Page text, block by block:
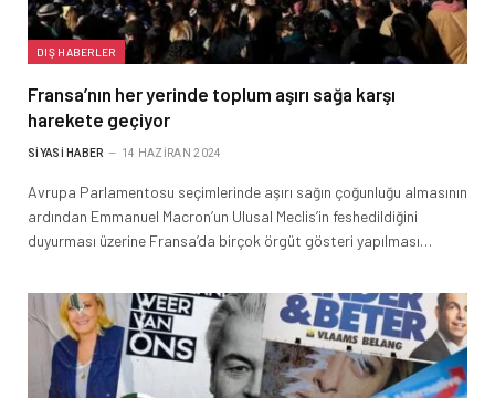
DIŞ HABERLER
Fransa’nın her yerinde toplum aşırı sağa karşı
harekete geçiyor
SIYASI HABER 14 HAZIRAN 2024
Avrupa Parlamentosu seçimlerinde aşırı sağın çoğunluğu almasının
ardından Emmanuel Macron’un Ulusal Meclis’in feshedildiğini
duyurması üzerine Fransa’da birçok örgüt gösteri yapılması…